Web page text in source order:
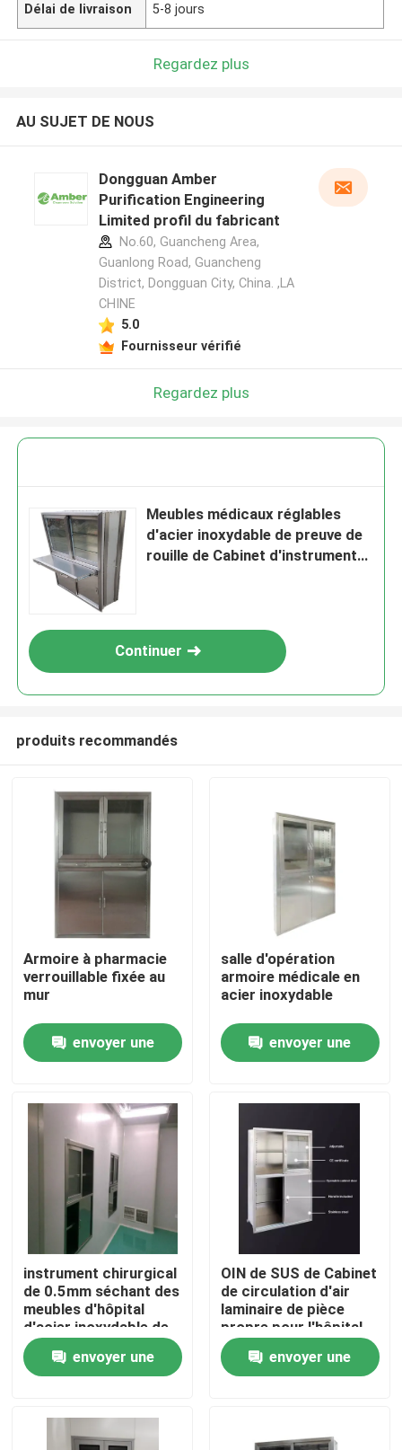
Produits
Au sujet de nous
Visite d'usine
Contrôle de qualité
Contactez-nous
Nouvelles
Cas
Pièce propre modulaire
Délai de livraison 5-8 jours
Regardez plus
AU SUJET DE NOUS
Dongguan Amber
Purification Engineering
Limited profil du fabricant
No.60, Guancheng Area,
Guanlong Road, Guancheng
District, Dongguan City, China. ,LA
CHINE
5.0
Fournisseur vérifié
Regardez plus
Meubles médicaux réglables
d'acier inoxydable de preuve de
rouille de Cabinet d'instrument
Continuer
produits recommandés
Armoire à pharmacie
verrouillable fixée au
mur
envoyer une
salle d'opération
armoire médicale en
acier inoxydable
envoyer une
instrument chirurgical
de 0.5mm séchant des
meubles d'hôpital
d'acier inoxydable de
Cabinet
envoyer une
OIN de SUS de Cabinet
de circulation d'air
laminaire de pièce
propre pour l'hôpital
envoyer une